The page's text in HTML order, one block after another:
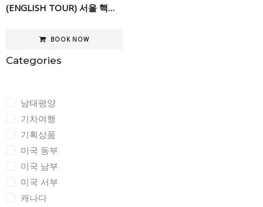
Categories
남태평양
기차여행
기획상품
미국 동부
미국 남부
미국 서부
캐나다
(ENGLISH TOUR) 서울 핵심 투어 5일
BOOK NOW